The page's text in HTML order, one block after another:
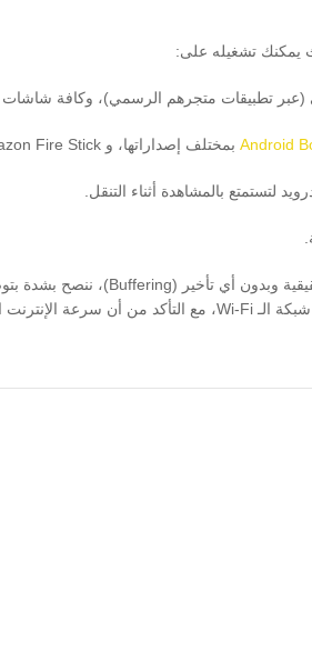
تطبيقات متجرهم الرسمي)، وكافة شاشات
بمختلف إصداراتها، و Amazon Fire Stick.
لتستمتع بالمشاهدة أثناء التنقل.